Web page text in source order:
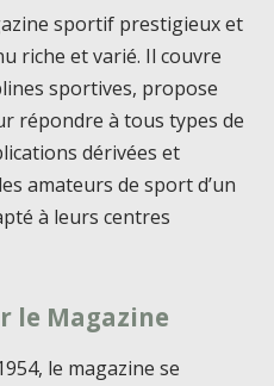
sportif prestigieux et
riche et varié. Il couvre
sportives, propose
répondre à tous types de
dérivées et
amateurs de sport d’un
à leurs centres
le Magazine
le magazine se